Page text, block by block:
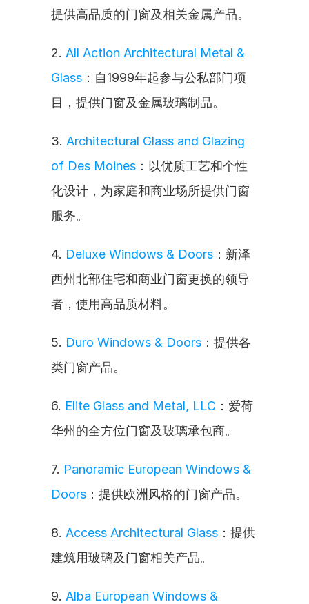
提供高品质的门窗及相关金属产品。
2. All Action Architectural Metal &
Glass ：自1999年起参与公私部门项
目，提供门窗及金属玻璃制品。
3. Architectural Glass and Glazing
of Des Moines ：以优质工艺和个性
化设计，为家庭和商业场所提供门窗
服务。
4. Deluxe Windows & Doors ：新泽
西州北部住宅和商业门窗更换的领导
者，使用高品质材料。
5. Duro Windows & Doors ：提供各
类门窗产品。
6. Elite Glass and Metal, LLC ：爱荷
华州的全方位门窗及玻璃承包商。
7. Panoramic European Windows &
Doors ：提供欧洲风格的门窗产品。
8. Access Architectural Glass ：提供
建筑用玻璃及门窗相关产品。
9. Alba European Windows &